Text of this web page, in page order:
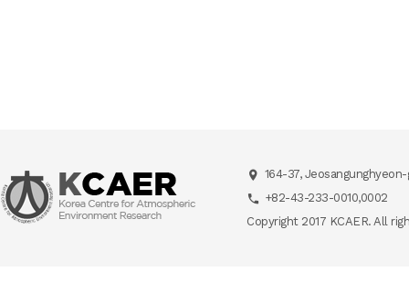
164-37,
+82-43-233-0010,0002
Copyright 2017 KCAER. All